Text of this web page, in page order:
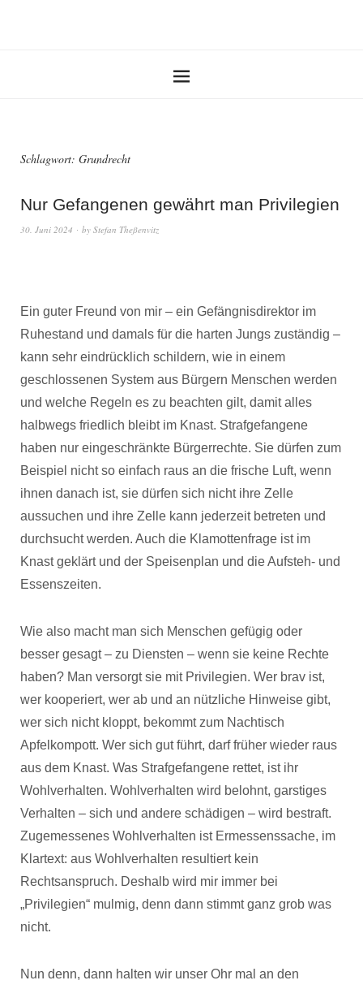
Schlagwort: Grundrecht
Nur Gefangenen gewährt man Privilegien
30. Juni 2024 by Stefan Theßenvitz
Ein guter Freund von mir – ein Gefängnisdirektor im
Ruhestand und damals für die harten Jungs zuständig –
kann sehr eindrücklich schildern, wie in einem
geschlossenen System aus Bürgern Menschen werden
und welche Regeln es zu beachten gilt, damit alles
halbwegs friedlich bleibt im Knast. Strafgefangene
haben nur eingeschränkte Bürgerrechte. Sie dürfen zum
Beispiel nicht so einfach raus an die frische Luft, wenn
ihnen danach ist, sie dürfen sich nicht ihre Zelle
aussuchen und ihre Zelle kann jederzeit betreten und
durchsucht werden. Auch die Klamottenfrage ist im
Knast geklärt und der Speisenplan und die Aufsteh- und
Essenszeiten.
Wie also macht man sich Menschen gefügig oder
besser gesagt – zu Diensten – wenn sie keine Rechte
haben? Man versorgt sie mit Privilegien. Wer brav ist,
wer kooperiert, wer ab und an nützliche Hinweise gibt,
wer sich nicht kloppt, bekommt zum Nachtisch
Apfelkompott. Wer sich gut führt, darf früher wieder raus
aus dem Knast. Was Strafgefangene rettet, ist ihr
Wohlverhalten. Wohlverhalten wird belohnt, garstiges
Verhalten – sich und andere schädigen – wird bestraft.
Zugemessenes Wohlverhalten ist Ermessenssache, im
Klartext: aus Wohlverhalten resultiert kein
Rechtsanspruch. Deshalb wird mir immer bei
„Privilegien“ mulmig, denn dann stimmt ganz grob was
nicht.
Nun denn, dann halten wir unser Ohr mal an den